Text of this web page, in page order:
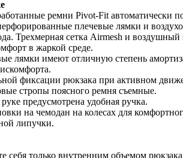
ремни Pivot-Fit автоматически
плечевые лямки и
Трехмерная сетка Airmesh и
в жаркой среде.
лямки имеют отличную степень
фиксации рюкзака при активном
стропы поясного ремня съемные.
предусмотрена удобная ручка.
на чемодан на колесах для
липучки.
себя только внутренним объемом